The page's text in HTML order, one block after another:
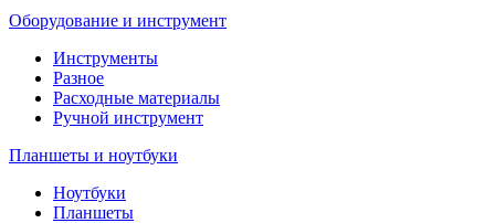
Оборудование и инструмент
Инструменты
Разное
Расходные материалы
Ручной инструмент
Планшеты и ноутбуки
Ноутбуки
Планшеты